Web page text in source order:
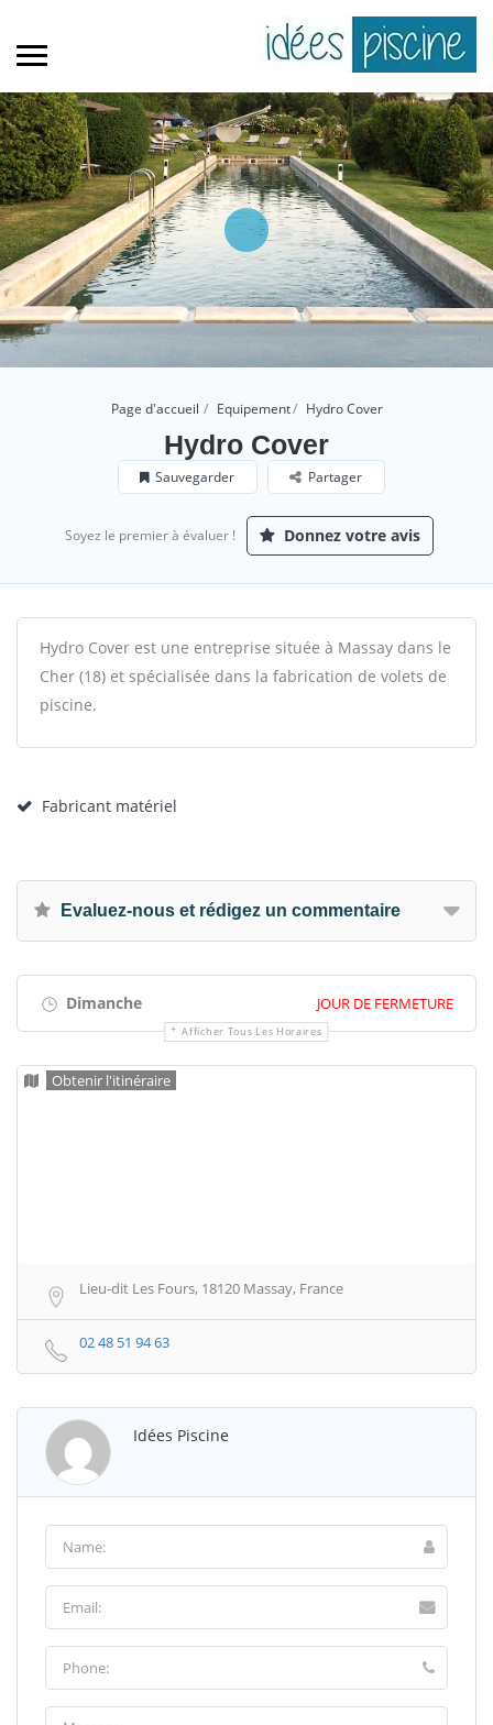
Page d'accueil Equipement Hydro Cover
Hydro Cover
Sauvegarder Partager
Soyez le premier à évaluer ! Donnez votre avis
Hydro Cover est une entreprise située à Massay dans le
Cher (18) et spécialisée dans la fabrication de volets de
piscine.
Fabricant matériel
Evaluez-nous et rédigez un commentaire
Dimanche JOUR DE FERMETURE
Afficher Tous Les Horaires
Obtenir l'itinéraire
Lieu-dit Les Fours, 18120 Massay, France
02 48 51 94 63
Idées Piscine